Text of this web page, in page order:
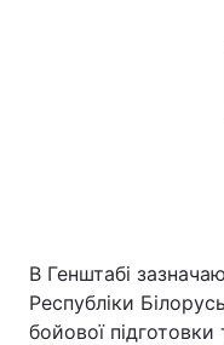
В Генштабі
Республіки
бойової підготовки